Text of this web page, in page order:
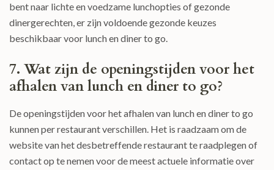
bent naar lichte en voedzame lunchopties of gezonde
dinergerechten, er zijn voldoende gezonde keuzes
beschikbaar voor lunch en diner to go.
7. Wat zijn de openingstijden voor het
afhalen van lunch en diner to go?
De openingstijden voor het afhalen van lunch en diner to go
kunnen per restaurant verschillen. Het is raadzaam om de
website van het desbetreffende restaurant te raadplegen of
contact op te nemen voor de meest actuele informatie over